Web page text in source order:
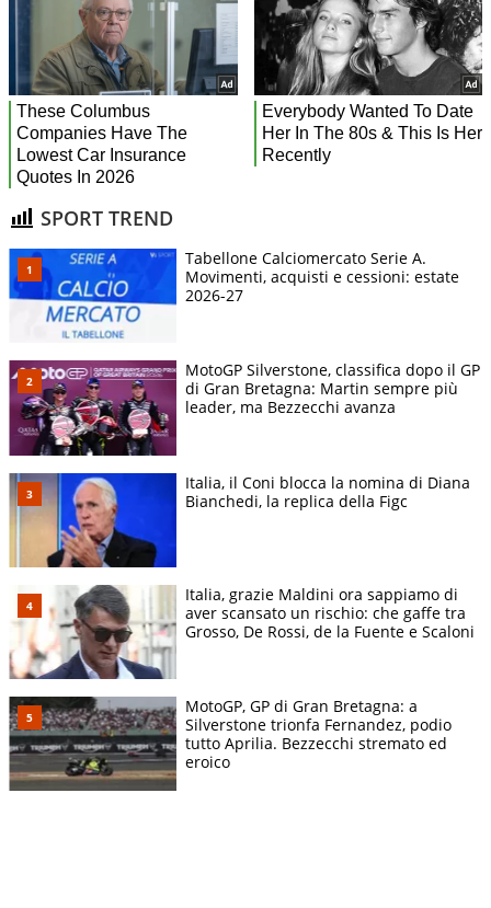
SPORT TREND
Tabellone Calciomercato Serie A.
Movimenti, acquisti e cessioni: estate
2026-27
MotoGP Silverstone, classifica dopo il GP
di Gran Bretagna: Martin sempre più
leader, ma Bezzecchi avanza
Italia, il Coni blocca la nomina di Diana
Bianchedi, la replica della Figc
Italia, grazie Maldini ora sappiamo di
aver scansato un rischio: che gaffe tra
Grosso, De Rossi, de la Fuente e Scaloni
MotoGP, GP di Gran Bretagna: a
Silverstone trionfa Fernandez, podio
tutto Aprilia. Bezzecchi stremato ed
eroico